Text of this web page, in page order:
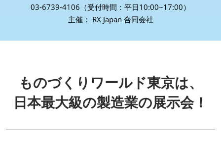
03-6739-4106（受付時間：平日10:00~17:00）
主催： RX Japan 合同会社
ものづくりワールド東京は、
日本最大級の製造業の展示会！